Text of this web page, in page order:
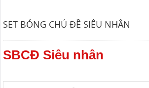
SET BÓNG CHỦ ĐỀ SIÊU NHÂN
SBCĐ Siêu nhân